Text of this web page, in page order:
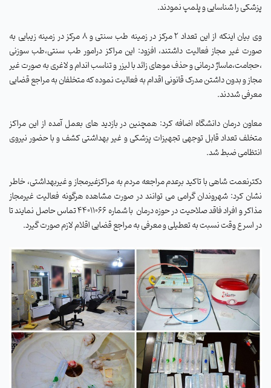
پزشکی را شناسایی و پلمپ نمودند.
وی بیان اینکه از این تعداد 2 مرکز در زمینه طب سنتی و 8 مرکز در زمینه زیبایی به
صورت غیر مجاز فعالیت داشتند، افزود: این مراکز درامور طب سنتی،طب سوزنی
،حجامت،ماساژ درمانی و حذف موهای زائد با لیزر و تناسب اندام و لاغری به صورت غیر
مجاز و بدون داشتن مدرک قانونی اقدام به فعالیت نموده که متخلفان به مراجع قضایی
معرفی شددند.
معاون درمان دانشگاه اضافه کرد: همچنین در بازدید های بعمل آمده از این مراکز
متخلف تعداد قابل توجهی تجهیزات پزشکی و غیر بهداشتی کشف و با حضور نیروی
انتظامی ضبط شد.
دکترنعمت شاهی با تاکید برعدم مراجعه مردم به مراکزغیرمجاز و غیربهداشتی، خاطر
نشان کرد: شهروندان گرامی می توانند در صورت مشاهده هرگونه فعالیت غیرمجاز
مذاکر و افراد فاقد صلاحیت در حوزه درمان
با شماره 44011066 تماس حاصل نمایند تا
در اسرع وقت نسبت به تعطیلی و معرفی به مراجع قضایی اقلام لازم صورت گیرد.